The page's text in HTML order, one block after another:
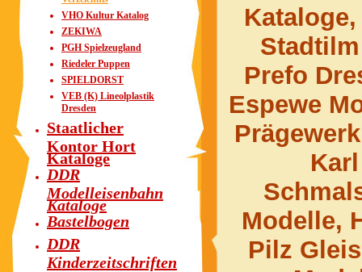
VHO Kultur Katalog
ZEKIWA
PGH Spielzeugland
Riedeler Puppen
SPIELDORST
VEB (K) Lineolplastik
Dresden
Staatlicher
Kontor Hort
Kataloge
DDR
Modelleisenbahn
Kataloge
Bastelbogen
DDR
Kinderzeitschriften
Prefo
Espewe
Modelle,
Pilz